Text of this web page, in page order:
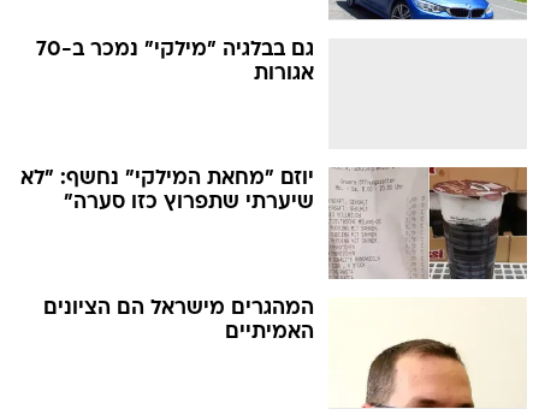
גם בבלגיה "מילקי" נמכר ב-70
אגורות
יוזם "מחאת המילקי" נחשף: "לא
שיערתי שתפרוץ כזו סערה"
המהגרים מישראל הם הציונים
האמיתיים